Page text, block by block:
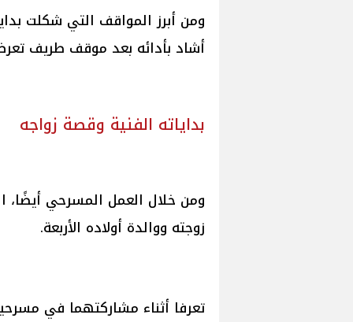
ومن أبرز المواقف التي شكلت
أشاد بأدائه بعد موقف طريف
بداياته الفنية وقصة زواجه
ومن خلال العمل المسرحي أيضًا،
زوجته ووالدة أولاده الأربعة.
تعرفا أثناء مشاركتهما في